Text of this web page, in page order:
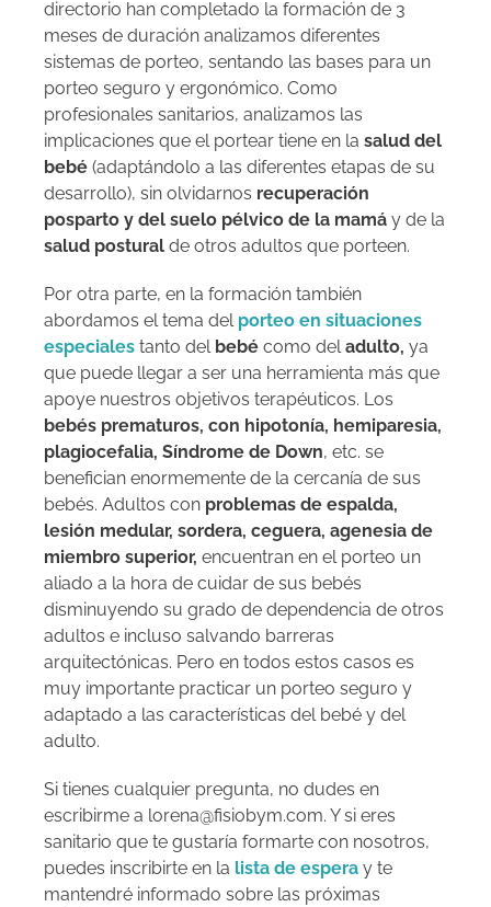
directorio han completado la formación de 3
meses de duración analizamos diferentes
sistemas de porteo, sentando las bases para un
porteo seguro y ergonómico. Como
profesionales sanitarios, analizamos las
implicaciones que el portear tiene en la salud del
bebé (adaptándolo a las diferentes etapas de su
desarrollo), sin olvidarnos recuperación
posparto y del suelo pélvico de la mamá y de la
salud postural de otros adultos que porteen.
Por otra parte, en la formación también
abordamos el tema del porteo en situaciones
especiales tanto del bebé como deladulto, ya
que puede llegar a ser una herramienta más que
apoye nuestros objetivos terapéuticos. Los
bebés prematuros, con hipotonía, hemiparesia,
plagiocefalia, Síndrome de Down, etc. se
benefician enormemente de la cercanía de sus
bebés. Adultos con problemas de espalda,
lesión medular, sordera, ceguera, agenesia de
miembro superior, encuentran en el porteo un
aliado a la hora de cuidar de sus bebés
disminuyendo su grado de dependencia de otros
adultos e incluso salvando barreras
arquitectónicas. Pero en todos estos casos es
muy importante practicar un porteo seguro y
adaptado a las características del bebé y del
adulto.
Si tienes cualquier pregunta, no dudes en
escribirme a lorena@fisiobym.com. Y si eres
sanitario que te gustaría formarte con nosotros,
puedes inscribirte en la lista de espera y te
mantendré informado sobre las próximas